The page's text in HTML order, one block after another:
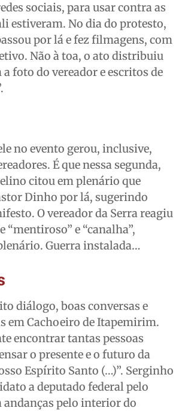
sociais, para usar contra as
estiveram. No dia do protesto,
por lá e fez filmagens, com
Não à toa, o ato distribuiu
foto do vereador e escritos de
no evento gerou, inclusive,
É que nessa segunda,
citou em plenário que
Dinho por lá, sugerindo
O vereador da Serra reagiu
“mentiroso” e “canalha”,
Guerra instalada…
diálogo, boas conversas e
em Cachoeiro de Itapemirim.
encontrar tantas pessoas
o presente e o futuro da
Espírito Santo (…)”. Serginho
a deputado federal pelo
andanças pelo interior do